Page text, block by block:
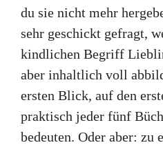
du sie nicht mehr
sehr geschickt gefragt,
kindlichen Begriff
aber inhaltlich voll
ersten Blick, auf den
praktisch jeder fünf
bedeuten. Oder aber: zu